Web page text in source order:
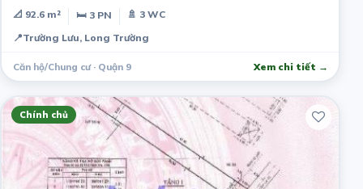
📐 92.6 m² 🛏 3 PN
🚿 3 WC
📍Trường Lưu, Long Trường
Căn hộ/Chung cư · Quận 9 Xem chi tiết →
Chính chủ